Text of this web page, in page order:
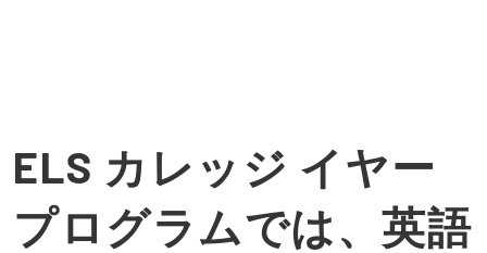
ELS カレッジ イヤー
プログラムでは、英語